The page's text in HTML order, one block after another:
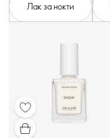
Лак за нокти